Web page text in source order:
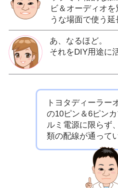
ビ＆オーディオ
うな場面で使う延
あ、なるほど。
それをDIY用途に
トヨタディーラー
の10ピン＆6ピン
ルミ電源に限らず
類の配線が通って